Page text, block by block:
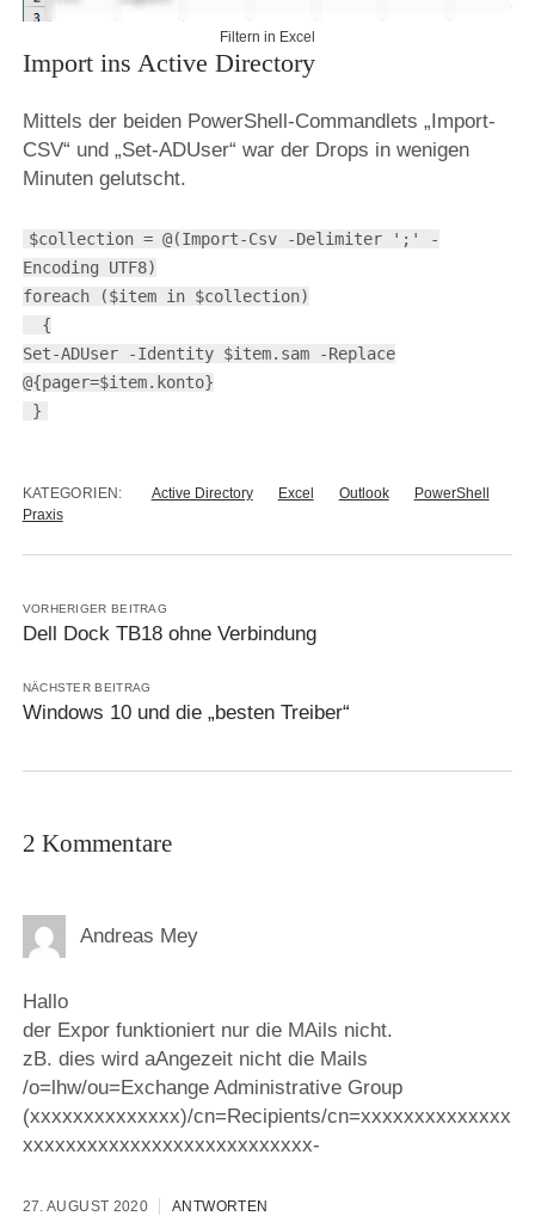
Filtern in Excel
Import ins Active Directory
Mittels der beiden PowerShell-Commandlets „Import-
CSV“ und „Set-ADUser“ war der Drops in wenigen
Minuten gelutscht.
$collection = @(Import-Csv -Delimiter ';' -
Encoding UTF8)
foreach ($item in $collection)
{
Set-ADUser -Identity $item.sam -Replace
@{pager=$item.konto}
}
KATEGORIEN: Active Directory Excel Outlook
PowerShell
Praxis
VORHERIGER BEITRAG
Dell Dock TB18 ohne Verbindung
NÄCHSTER BEITRAG
Windows 10 und die „besten Treiber“
2 Kommentare
Andreas Mey
Hallo
der Expor funktioniert nur die MAils nicht.
zB. dies wird aAngezeit nicht die Mails
/o=lhw/ou=Exchange Administrative Group
(xxxxxxxxxxxxxx)/cn=Recipients/cn=xxxxxxxxxxxxxx
xxxxxxxxxxxxxxxxxxxxxxxxxxx-
27. AUGUST 2020 ANTWORTEN